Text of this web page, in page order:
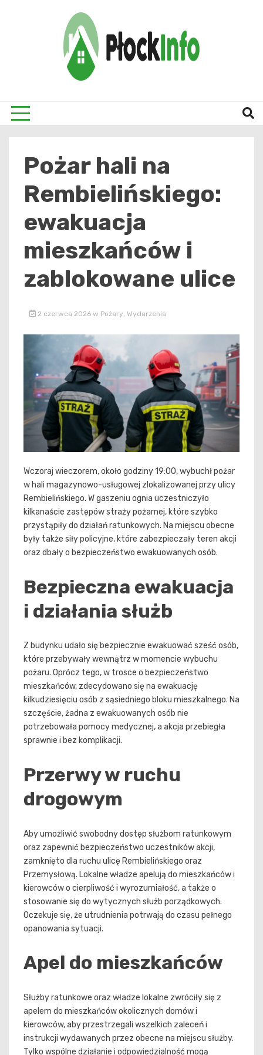
Pożar hali na
Rembielińskiego:
ewakuacja
mieszkańców i
zablokowane ulice
2 czerwca 2026 w Pożary Wydarzenia
Wczoraj wieczorem, około godziny 19:00, wybuchł pożar
w hali magazynowo-usługowej zlokalizowanej przy ulicy
Rembielińskiego. W gaszeniu ognia uczestniczyło
kilkanaście zastępów straży pożarnej, które szybko
przystąpiły do działań ratunkowych. Na miejscu obecne
były także siły policyjne, które zabezpieczały teren akcji
oraz dbały o bezpieczeństwo ewakuowanych osób.
Bezpieczna ewakuacja
i działania służb
Z budynku udało się bezpiecznie ewakuować sześć osób,
które przebywały wewnątrz w momencie wybuchu
pożaru. Oprócz tego, w trosce o bezpieczeństwo
mieszkańców, zdecydowano się na ewakuację
kilkudziesięciu osób z sąsiedniego bloku mieszkalnego. Na
szczęście, żadna z ewakuowanych osób nie
potrzebowała pomocy medycznej, a akcja przebiegła
sprawnie i bez komplikacji.
Przerwy w ruchu
drogowym
Aby umożliwić swobodny dostęp służbom ratunkowym
oraz zapewnić bezpieczeństwo uczestników akcji,
zamknięto dla ruchu ulicę Rembielińskiego oraz
Przemysłową. Lokalne władze apelują do mieszkańców i
kierowców o cierpliwość i wyrozumiałość, a także o
stosowanie się do wytycznych służb porządkowych.
Oczekuje się, że utrudnienia potrwają do czasu pełnego
opanowania sytuacji.
Apel do mieszkańców
Służby ratunkowe oraz władze lokalne zwróciły się z
apelem do mieszkańców okolicznych domów i
kierowców, aby przestrzegali wszelkich zaleceń i
instrukcji wydawanych przez obecne na miejscu służby.
Tylko wspólne działanie i odpowiedzialność mogą